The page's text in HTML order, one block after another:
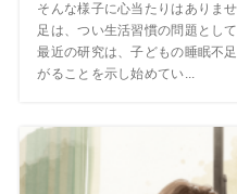
そんな様子に心当たりはありま
足は、つい生活習慣の問題とし
最近の研究は、子どもの睡眠不
がることを示し始めてい...